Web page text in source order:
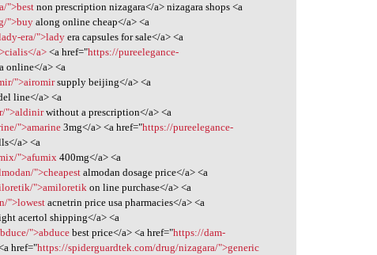
">bestnon prescription nizagara</a> nizagara shops <a
">buy along online cheap</a> <a
era/">ladyera capsules for sale</a> <a
a><a href="https://pureelegance-
online</a> <a
">airomirsupply beijing</a> <a
line</a> <a
">aldinirwithout a prescription</a> <a
">amarine3mg</a> <a href="https://pureelegance-
a> <a
">afumix 400mg</a> <a
">cheapestalmodan dosage price</a> <a
">amiloretik on line purchase</a> <a
">lowest acnetrin price usa pharmacies</a> <a
acertol shipping</a> <a
">abduce best price</a> <a href="https://dam-
href="https://spiderguardtek.com/drug/nizagara/">generic